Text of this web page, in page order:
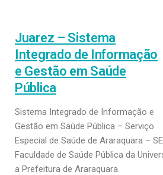
Juarez – Sistema
Integrado de Informação
e Gestão em Saúde
Pública
Sistema Integrado de Informação e
Gestão em Saúde Pública – Serviço
Especial de Saúde de Araraquara –
Faculdade de Saúde Pública da
a Prefeitura de Araraquara.